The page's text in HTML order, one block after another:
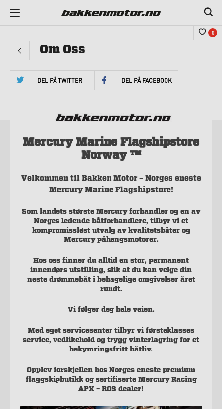
0
DEL PÅ TWITTER DEL PÅ FACEBOOK
Om Oss
Mercury Marine Flagshipstore
Norway ™️
Velkommen til Bakken Motor – Norges eneste
Mercury Marine Flagshipstore!
Som landets største Mercury forhandler og en av
Norges ledende båtforhandlere, tilbyr vi et
kompromissløst utvalg av kvalitetsbåter og
Mercury påhengsmotorer.
Hos oss finner du alltid en stor, permanent
innendørs utstilling, slik at du kan velge din
neste drømmebåt i behagelige omgivelser året
rundt.
Vi følger deg hele veien.
Med eget servicesenter tilbyr vi førsteklasses
service, vedlikehold og trygg vinterlagring for et
bekymringsfritt båtliv.
Opplev forskjellen hos Norges eneste premium
flaggskipbutikk og sertifiserte Mercury Racing
APX – ROS dealer!